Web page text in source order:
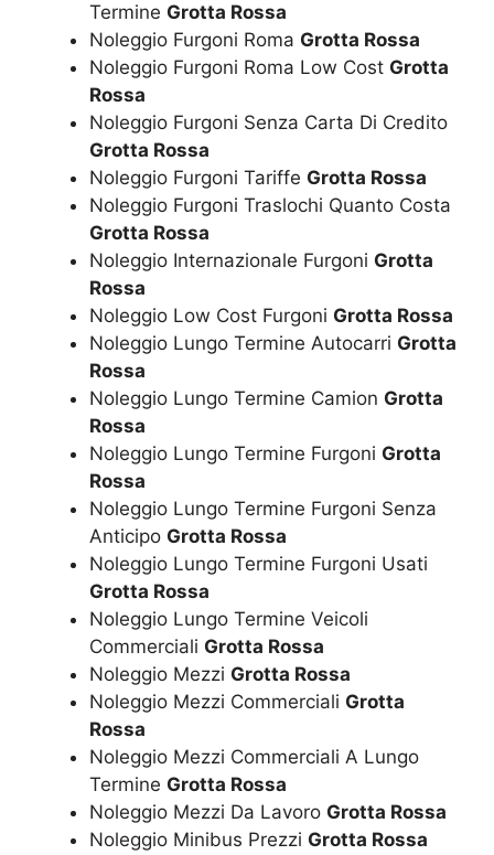
Termine Grotta Rossa
Noleggio Furgoni Roma Grotta Rossa
Noleggio Furgoni Roma Low Cost Grotta
Rossa
Noleggio Furgoni Senza Carta Di Credito
Grotta Rossa
Noleggio Furgoni Tariffe Grotta Rossa
Noleggio Furgoni Traslochi Quanto Costa
Grotta Rossa
Noleggio Internazionale Furgoni Grotta
Rossa
Noleggio Low Cost Furgoni Grotta Rossa
Noleggio Lungo Termine Autocarri Grotta
Rossa
Noleggio Lungo Termine Camion Grotta
Rossa
Noleggio Lungo Termine Furgoni Grotta
Rossa
Noleggio Lungo Termine Furgoni Senza
Anticipo Grotta Rossa
Noleggio Lungo Termine Furgoni Usati
Grotta Rossa
Noleggio Lungo Termine Veicoli
Commerciali Grotta Rossa
Noleggio Mezzi Grotta Rossa
Noleggio Mezzi Commerciali Grotta
Rossa
Noleggio Mezzi Commerciali A Lungo
Termine Grotta Rossa
Noleggio Mezzi Da Lavoro Grotta Rossa
Noleggio Minibus Prezzi Grotta Rossa